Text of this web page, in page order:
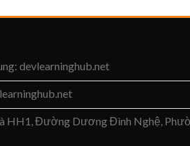
devlearninghub.net
HH1, Đường Dương Đình Nghệ,